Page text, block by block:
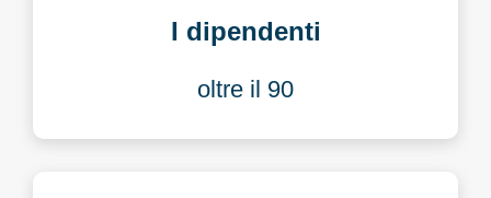
I dipendenti
oltre il 90